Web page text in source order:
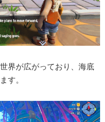
界が広がっており、海底
す。